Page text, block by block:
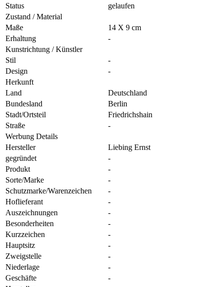
Status
gelaufen
Zustand / Material
Maße
14 X 9 cm
Erhaltung
-
Kunstrichtung / Künstler
Stil
-
Design
-
Herkunft
Land
Deutschland
Bundesland
Berlin
Stadt/Ortsteil
Friedrichshain
Straße
-
Werbung Details
Hersteller
Liebing Ernst
gegründet
-
Produkt
-
Sorte/Marke
-
Schutzmarke/Warenzeichen
-
Hoflieferant
-
Auszeichnungen
-
Besonderheiten
-
Kurzzeichen
-
Hauptsitz
-
Zweigstelle
-
Niederlage
-
Geschäfte
-